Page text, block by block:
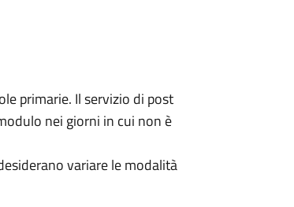
primarie. Il servizio di post
nei giorni in cui non è
variare le modalità